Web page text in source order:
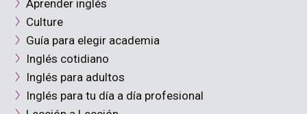
Aprender inglés
Culture
Guía para elegir academia
Inglés cotidiano
Inglés para adultos
Inglés para tu día a día profesional